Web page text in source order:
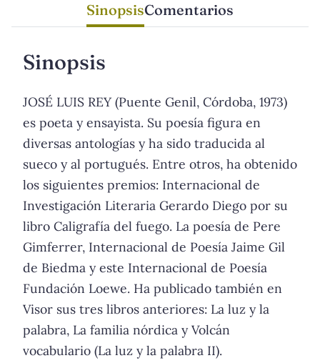
SinopsisComentarios
Sinopsis
JOSÉ LUIS REY (Puente Genil, Córdoba, 1973)
es poeta y ensayista. Su poesía figura en
diversas antologías y ha sido traducida al
sueco y al portugués. Entre otros, ha obtenido
los siguientes premios: Internacional de
Investigación Literaria Gerardo Diego por su
libro Caligrafía del fuego. La poesía de Pere
Gimferrer, Internacional de Poesía Jaime Gil
de Biedma y este Internacional de Poesía
Fundación Loewe. Ha publicado también en
Visor sus tres libros anteriores: La luz y la
palabra, La familia nórdica y Volcán
vocabulario (La luz y la palabra II).